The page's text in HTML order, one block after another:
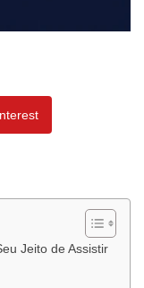
Jeito de Assistir